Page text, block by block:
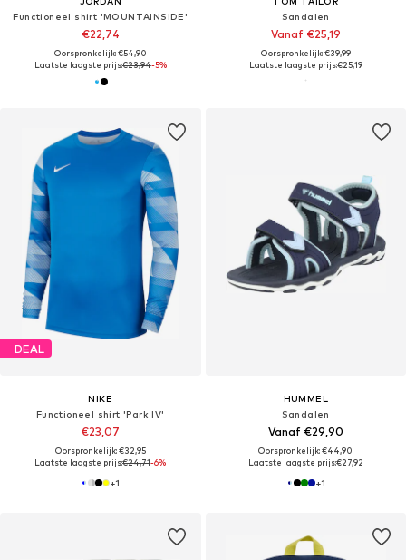
Functioneel shirt 'MOUNTAINSIDE'
€22,74
Oorspronkelijk: €54,90
Laatste laagste prijs:€23,94-5%
Sandalen
Vanaf €25,19
Oorspronkelijk: €39,99
Laatste laagste prijs:€25,19
DEAL
NIKE
Functioneel shirt 'Park IV'
€23,07
Oorspronkelijk: €32,95
Laatste laagste prijs:€24,71-6%
+1
HUMMEL
Sandalen
Vanaf €29,90
Oorspronkelijk: €44,90
Laatste laagste prijs:€27,92
+1